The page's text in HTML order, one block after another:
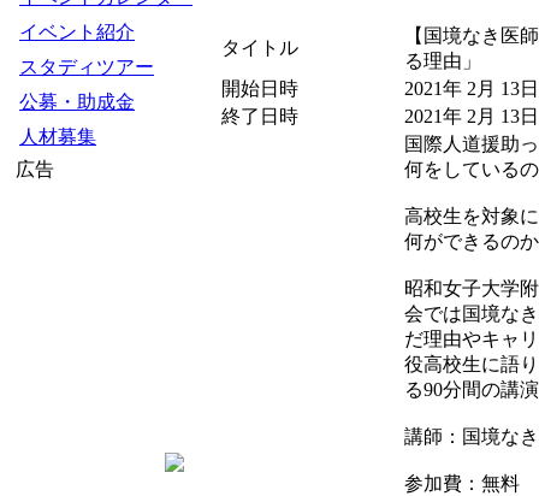
イベント紹介
スタディツアー
公募・助成金
人材募集
広告
タイトル
【国境なき医
る理由」
開始日時
2021年 2月 13
終了日時
2021年 2月 13
国際人道援助
何をしている
高校生を対象
何ができるの
昭和女子大学
会では国境な
だ理由やキャ
役高校生に語
る90分間の講
講師：国境な
参加費：無料